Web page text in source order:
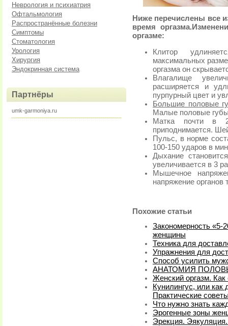
Неврология и психиатрия
Офтальмология
Распространённые болезни
Симптомы
Стоматология
Урология
Хирургия
Эндокринная система
Партнёры
umk-garmoniya.ru
Ниже перечислены все
время оргазма.
оргазме:
Клитор
максимальных
оргазма он
Влагалище
расширяется и
пурпурный цвет и
Большие половые
Малые половые
Матка почти в
приподнимается.
Пульс, в норме
100-150 ударов в
Дыхание
увеличивается в 3
Мышечное
напряжение
Похожие статьи
Закономерность «5-
женщины
Техника для
Упражнения для
Способ усилить
АНАТОМИЯ
Женский оргазм. Как
Кунилингус, или
Практические
Что нужно знать
Эрогенные зоны
Эрекция.